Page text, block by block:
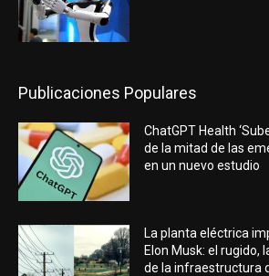
Publicaciones Populares
ChatGPT Health
de la mitad de las
en un nuevo estudio
La planta eléctrica
Elon Musk: el rugido,
de la infraestructura